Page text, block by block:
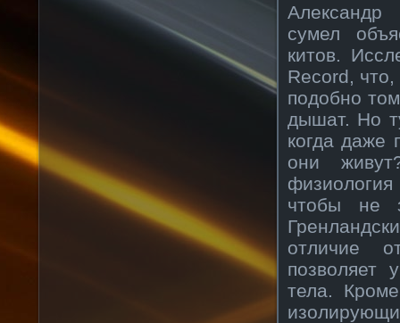
сумел
китов.
Record,
подобно
дышат. Но
когда даже
они
чтобы не
отличие
позволяет
тела.